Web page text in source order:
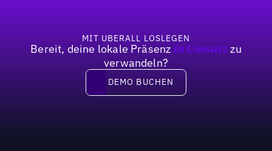
MIT UBERALL LOSLEGEN
Bereit, deine lokale Präsenz in Umsatzzu
verwandeln?
DEMO BUCHEN
DEMO BUCHEN